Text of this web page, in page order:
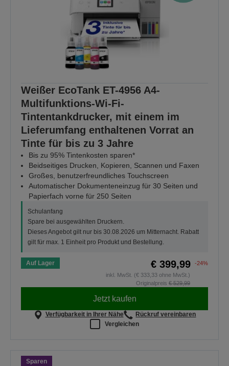
Weißer EcoTank ET-4956 A4-
Multifunktions-Wi-Fi-
Tintentankdrucker, mit einem im
Lieferumfang enthaltenen Vorrat an
Tinte für bis zu 3 Jahre
Bis zu 95% Tintenkosten sparen*
Beidseitiges Drucken, Kopieren, Scannen und Faxen
Großes, benutzerfreundliches Touchscreen
Automatischer Dokumenteneinzug für 30 Seiten und
Papierfach vorne für 250 Seiten
Schulanfang
Spare bei ausgewählten Druckern.
Dieses Angebot gilt nur bis 30.08.2026 um Mitternacht. Rabatt
gilt für max. 1 Einheit pro Produkt und Bestellung.
Auf Lager € 399,99
-24%
inkl. MwSt. (€ 333,33 ohne MwSt.)
Originalpreis € 529,99
Jetzt kaufen
Verfügbarkeit in Ihrer Nähe
Rückruf vereinbaren
Vergleichen
Sparen